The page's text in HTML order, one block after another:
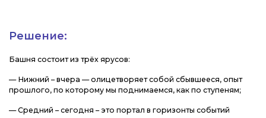
Решение:
Башня состоит из трёх ярусов:
— Нижний – вчера — олицетворяет собой сбывшееся, опыт
прошлого, по которому мы поднимаемся, как по ступеням;
— Средний – сегодня – это портал в горизонты событий